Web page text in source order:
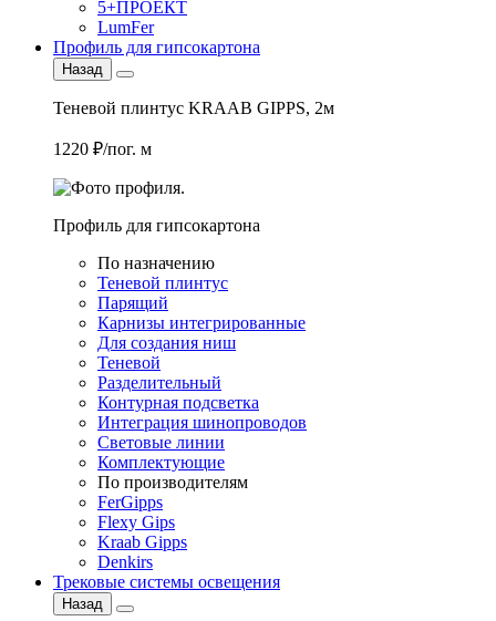
5+ПРОЕКТ
LumFer
Профиль для гипсокартона
Назад
Теневой плинтус KRAAB GIPPS, 2м
1220 ₽/пог. м
Профиль для гипсокартона
По назначению
Теневой плинтус
Парящий
Карнизы интегрированные
Для создания ниш
Теневой
Разделительный
Контурная подсветка
Интеграция шинопроводов
Световые линии
Комплектующие
По производителям
FerGipps
Flexy Gips
Kraab Gipps
Denkirs
Трековые системы освещения
Назад